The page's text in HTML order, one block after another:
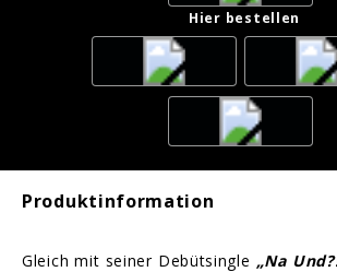
Hier bestellen
Produktinformation
Gleich mit seiner Debütsingle „Na